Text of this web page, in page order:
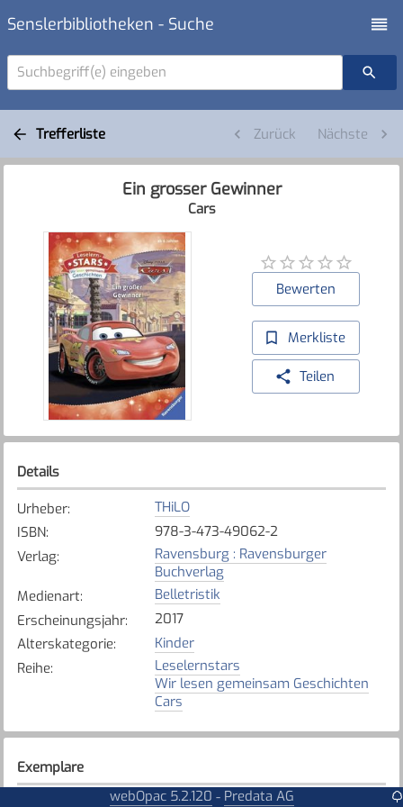
Senslerbibliotheken - Suche
Suchbegriff(e) eingeben
Trefferliste Zurück Nächste
Ein grosser Gewinner
Cars
Bewerten
Merkliste
Teilen
Details
Urheber:
THiLO
ISBN:
978-3-473-49062-2
Verlag:
Ravensburg : Ravensburger
Buchverlag
Medienart:
Belletristik
Erscheinungsjahr:
2017
Alterskategorie:
Kinder
Reihe:
Leselernstars
Wir lesen gemeinsam Geschichten
Cars
Exemplare
webOpac 5.2.120 - Predata AG